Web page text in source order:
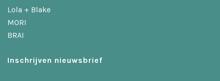
Lola + Blake
MORI
BRAI
Inschrijven nieuwsbrief